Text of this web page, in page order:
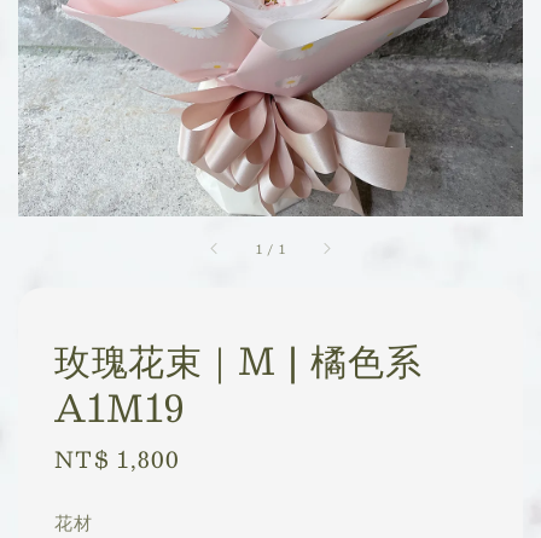
1 / 1
玫瑰花束｜M | 橘色系
A1M19
Regular
NT$ 1,800
花材